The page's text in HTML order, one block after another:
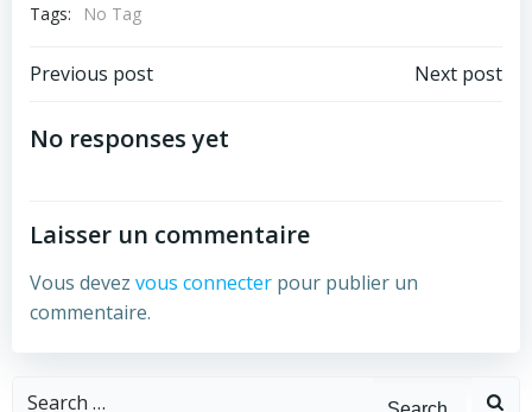
Tags:
No Tag
Previous post Next post
No responses yet
Laisser un commentaire
Vous devez vous connecter pour publier un
commentaire.